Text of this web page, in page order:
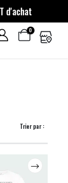
d'achat
0
Trier par :